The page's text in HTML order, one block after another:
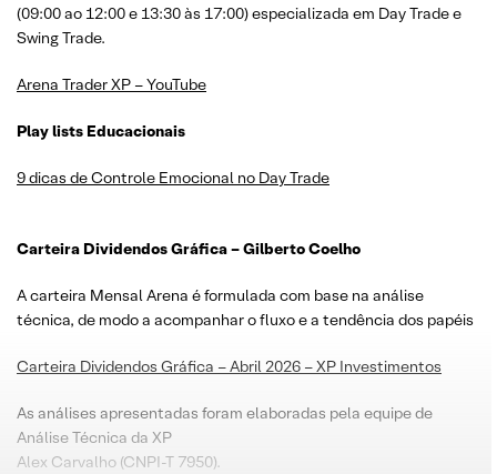
(09:00 ao 12:00 e 13:30 às 17:00) especializada em Day Trade e
Swing Trade.
Arena Trader XP – YouTube
Play lists Educacionais
9 dicas de Controle Emocional no Day Trade
Carteira Dividendos Gráfica – Gilberto Coelho
A carteira Mensal Arena é formulada com base na análise
técnica, de modo a acompanhar o fluxo e a tendência dos papéis
Carteira Dividendos Gráfica – Abril 2026 – XP Investimentos
As análises apresentadas foram elaboradas pela equipe de
Análise Técnica da XP
Alex Carvalho (CNPI-T 7950).